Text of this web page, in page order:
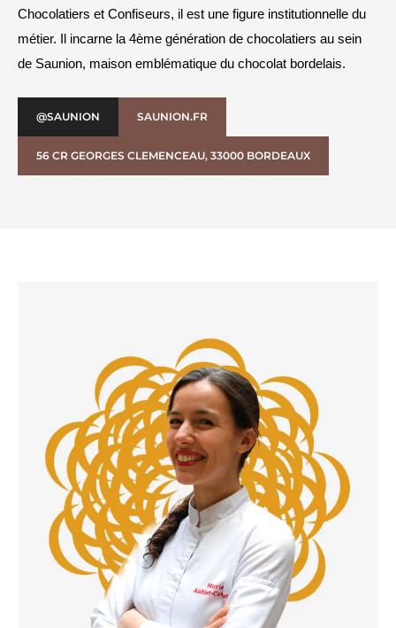
Chocolatiers et Confiseurs, il est une figure institutionnelle du
métier. Il incarne la 4ème génération de chocolatiers au sein
de Saunion, maison emblématique du chocolat bordelais.
@SAUNION SAUNION.FR
56 CR GEORGES CLEMENCEAU, 33000 BORDEAUX